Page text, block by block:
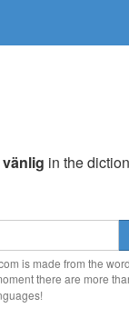
in the
is made from the
there are more